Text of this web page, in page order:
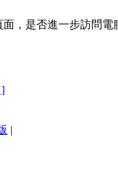
，是否進一步訪問電
]
|